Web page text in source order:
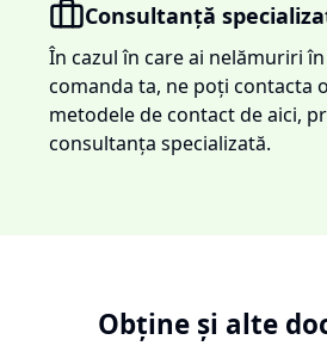
Consultanță
În cazul în care ai nelămuriri
comanda ta, ne poți contacta
metodele de contact de aici,
consultanța specializată.
Obține și alte